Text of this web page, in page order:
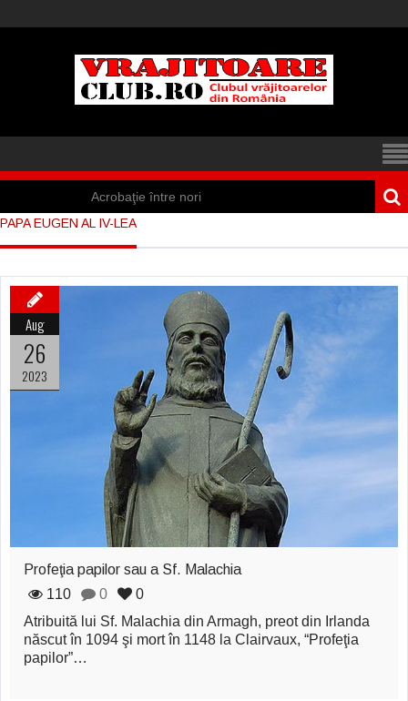
Acrobaţie între nori
Iisus a apărut într-
Marea vânătoare
de vrăjitoare din
Vrăjitoare
zburătoare în Mexic
Magia în Thailanda
Madona lacrimilor
din Siracusa
Uimitoarea viaţă a
Teresei Neumann
PAPA EUGEN AL IV-LEA
Aug
26
2023
Profeţia papilor sau a Sf. Malachia
110
0
0
Atribuită lui Sf. Malachia din Armagh, preot din Irlanda
născut în 1094 şi mort în 1148 la Clairvaux, “Profeţia
papilor”…